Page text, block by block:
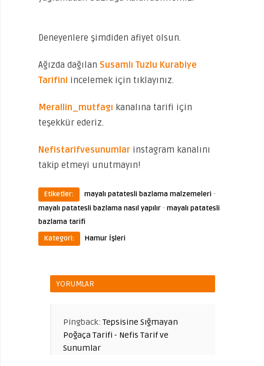
Deneyenlere şimdiden afiyet olsun.
Ağızda dağılan Susamlı Tuzlu Kurabiye
Tarifini incelemek için tıklayınız.
Merallin_mutfagı kanalına tarifi için
teşekkür ederiz.
Nefistarifvesunumlar instagram kanalını
takip etmeyi unutmayın!
Etiketler: mayalı patatesli bazlama malzemeleri ·
mayalı patatesli bazlama nasıl yapılır · mayalı patatesli
bazlama tarifi
Kategori:
Hamur İşleri
YORUMLAR
Pingback: Tepsisine Sığmayan
Poğaça Tarifi - Nefis Tarif ve
Sunumlar